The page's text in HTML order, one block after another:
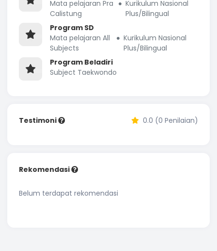
Mata pelajaran Pra
Calistung
Kurikulum Nasional
Plus/Bilingual
Program SD
Mata pelajaran All
Subjects
Kurikulum Nasional
Plus/Bilingual
Program Beladiri
Subject Taekwondo
Testimoni 0.0 (0 Penilaian)
Rekomendasi
Belum terdapat rekomendasi